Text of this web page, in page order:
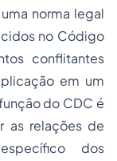
norma legal
no Código
conflitantes
em um
do CDC é
as relações de
dos